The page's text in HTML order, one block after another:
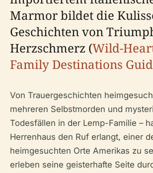
Marmor bildet die
Geschichten von
Herzschmerz (Wild-
Family Destinations
Von Trauergeschichten
mehreren Selbstmorden und
Todesfällen in der Lemp-Familie –
Herrenhaus den Ruf erlangt, einer
heimgesuchten Orte Amerikas zu
erleben seine geisterhafte Seite